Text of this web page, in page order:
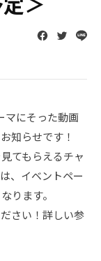
Facebook
Twitter
Line
マにそった動画
知らせです！
てもらえるチャ
、イベントペー
ります。
さい！ 詳しい参